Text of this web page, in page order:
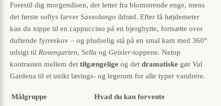
Forestil dig morgendisen, der letter fra blomstrende enge, mens
det første sollys farver Sassolungo ildrød. Efter få højdemeter
kan du nippe til en cappuccino på en bjerg­hytte, fortsætte over
duftende fyrreskov – og pludselig stå på en smal kam med 360°
udsigt til Rosengarten, Sella og Geisler-toppene. Netop
kontrasten mellem det tilgængelige og det dramatiske gør Val
Gardena til et unikt lærings- og lege­rum for alle typer vandrere.
Målgruppe Hvad du kan forvente